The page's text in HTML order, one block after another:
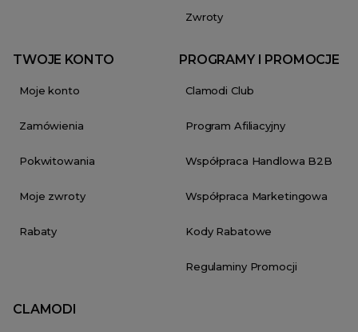
Zwroty
TWOJE KONTO
Moje konto
Zamówienia
Pokwitowania
Moje zwroty
Rabaty
PROGRAMY I PROMOCJE
Clamodi Club
Program Afiliacyjny
Współpraca Handlowa B2B
Współpraca Marketingowa
Kody Rabatowe
Regulaminy Promocji
CLAMODI